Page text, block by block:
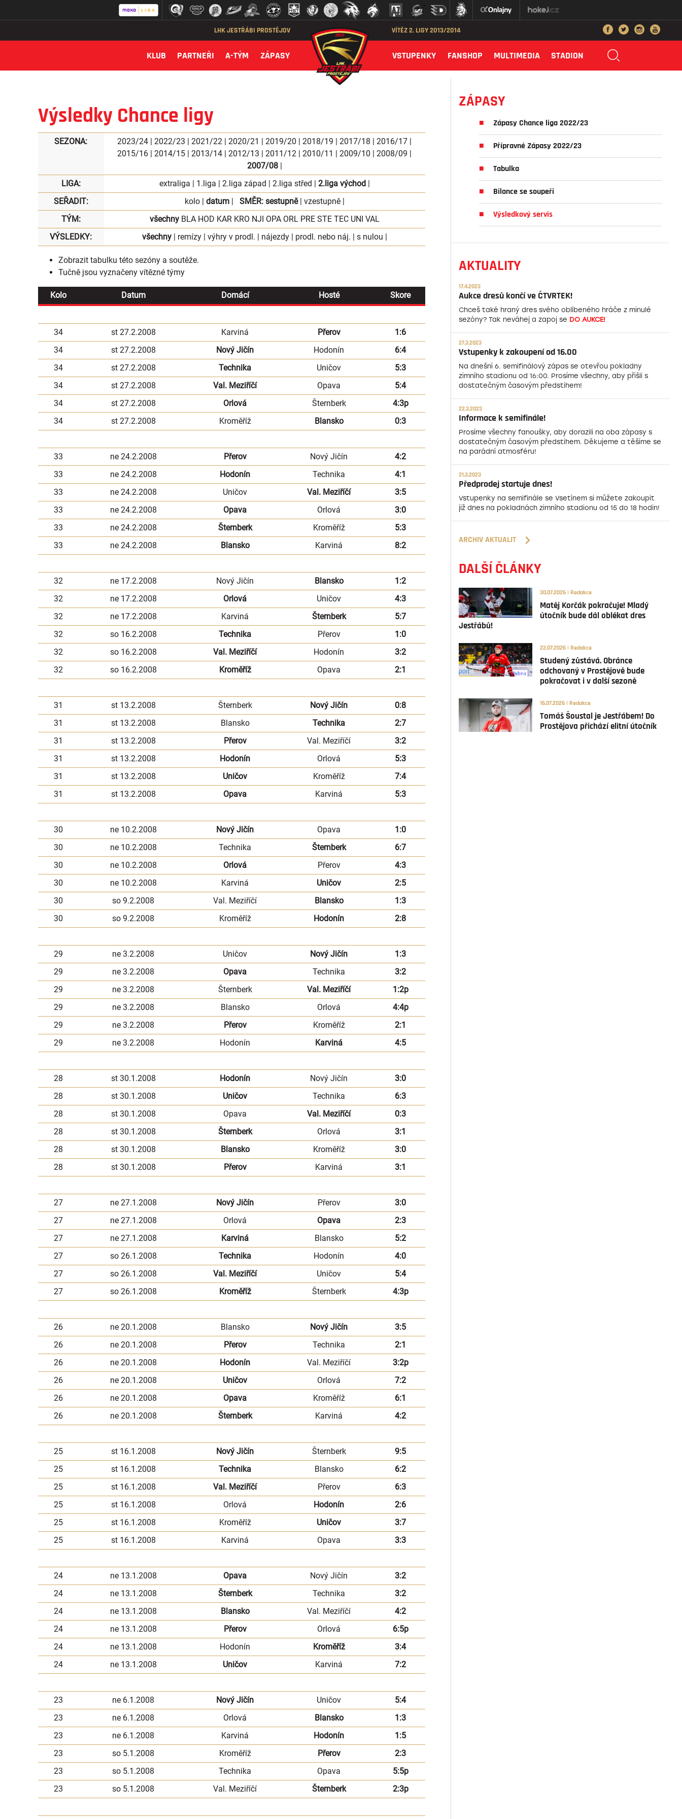
LHK JESTŘÁBI PROSTĚJOV VÍTĚZ 2. LIGY 2013/2014
KLUB PARTNEŘI A-TÝM ZÁPASY VSTUPENKY FANSHOP MULTIMEDIA STADION
Výsledky Chance ligy
SEZONA: 2023/24 | 2022/23 | 2021/22 | 2020/21 | 2019/20 | 2018/19 | 2017/18 | 2016/17 |
2015/16 | 2014/15 | 2013/14 | 2012/13 | 2011/12 | 2010/11 | 2009/10 | 2008/09 |
2007/08|
LIGA:
extraliga | 1.liga | 2.liga západ | 2.liga střed | 2.liga východ|
SEŘADIT:
kolo| datum| SMĚR: sestupně| vzestupně|
TÝM:
všechny BLA HOD KAR KRO NJI OPA ORL PRE STE TEC UNI VAL
VÝSLEDKY:
všechny| remízy| výhry v prodl. | nájezdy| prodl. nebo náj. | s nulou |
Zobrazit tabulku této sezóny a soutěže.
Tučně jsou vyznačeny vítězné týmy
Kolo Datum Domácí Hosté Skore
34 st 27.2.2008 Karviná Přerov
1:6
34
st 27.2.2008 Nový Jičín Hodonín
6:4
34
st 27.2.2008 Technika Uničov
5:3
34
st 27.2.2008 Val. Meziříčí Opava
5:4
34
st 27.2.2008 Orlová Šternberk
4:3p
34
st 27.2.2008 Kroměříž Blansko 0:3
33 ne 24.2.2008 Přerov Nový Jičín
4:2
33
ne 24.2.2008 Hodonín Technika
4:1
33
ne 24.2.2008 Uničov Val. Meziříčí
3:5
33
ne 24.2.2008 Opava Orlová
3:0
33
ne 24.2.2008 Šternberk Kroměříž
5:3
33
ne 24.2.2008 Blansko Karviná 8:2
32 ne 17.2.2008 Nový Jičín Blansko
1:2
32
ne 17.2.2008 Orlová Uničov
4:3
32
ne 17.2.2008 Karviná Šternberk
5:7
32
so 16.2.2008 Technika Přerov
1:0
32
so 16.2.2008 Val. Meziříčí Hodonín
3:2
32
so 16.2.2008 Kroměříž Opava 2:1
31 st 13.2.2008 Šternberk Nový Jičín
0:8
31
st 13.2.2008 Blansko Technika
2:7
31
st 13.2.2008 Přerov Val. Meziříčí
3:2
31
st 13.2.2008 Hodonín Orlová
5:3
31
st 13.2.2008 Uničov Kroměříž
7:4
31
st 13.2.2008 Opava Karviná 5:3
30 ne 10.2.2008 Nový Jičín Opava
1:0
30
ne 10.2.2008 Technika Šternberk
6:7
30
ne 10.2.2008 Orlová Přerov
4:3
30
ne 10.2.2008 Karviná Uničov
2:5
30
so 9.2.2008 Val. Meziříčí Blansko
1:3
30
so 9.2.2008 Kroměříž Hodonín 2:8
29 ne 3.2.2008 Uničov Nový Jičín
1:3
29
ne 3.2.2008 Opava Technika
3:2
29
ne 3.2.2008 Šternberk Val. Meziříčí
1:2p
29
ne 3.2.2008 Blansko Orlová
4:4p
29
ne 3.2.2008 Přerov Kroměříž
2:1
29
ne 3.2.2008 Hodonín Karviná 4:5
28 st 30.1.2008 Hodonín Nový Jičín
3:0
28
st 30.1.2008 Uničov Technika
6:3
28
st 30.1.2008 Opava Val. Meziříčí
0:3
28
st 30.1.2008 Šternberk Orlová
3:1
28
st 30.1.2008 Blansko Kroměříž
3:0
28
st 30.1.2008 Přerov Karviná 3:1
27 ne 27.1.2008 Nový Jičín Přerov
3:0
27
ne 27.1.2008 Orlová Opava
2:3
27
ne 27.1.2008 Karviná Blansko
5:2
27
so 26.1.2008 Technika Hodonín
4:0
27
so 26.1.2008 Val. Meziříčí Uničov
5:4
27
so 26.1.2008 Kroměříž Šternberk 4:3p
26 ne 20.1.2008 Blansko Nový Jičín
3:5
26
ne 20.1.2008 Přerov Technika
2:1
26
ne 20.1.2008 Hodonín Val. Meziříčí
3:2p
26
ne 20.1.2008 Uničov Orlová
7:2
26
ne 20.1.2008 Opava Kroměříž
6:1
26
ne 20.1.2008 Šternberk Karviná 4:2
25 st 16.1.2008 Nový Jičín Šternberk
9:5
25
st 16.1.2008 Technika Blansko
6:2
25
st 16.1.2008 Val. Meziříčí Přerov
6:3
25
st 16.1.2008 Orlová Hodonín
2:6
25
st 16.1.2008 Kroměříž Uničov
3:7
25
st 16.1.2008 Karviná Opava 3:3
24 ne 13.1.2008 Opava Nový Jičín
3:2
24
ne 13.1.2008 Šternberk Technika
3:2
24
ne 13.1.2008 Blansko Val. Meziříčí
4:2
24
ne 13.1.2008 Přerov Orlová
6:5p
24
ne 13.1.2008 Hodonín Kroměříž
3:4
24
ne 13.1.2008 Uničov Karviná 7:2
23 ne 6.1.2008 Nový Jičín Uničov
5:4
23
ne 6.1.2008 Orlová Blansko
1:3
23
ne 6.1.2008 Karviná Hodonín
1:5
23
so 5.1.2008 Kroměříž Přerov
2:3
23
so 5.1.2008 Technika Opava
5:5p
23
so 5.1.2008 Val. Meziříčí Šternberk 2:3p
ZÁPASY
Zápasy Chance liga 2022/23
Přípravné Zápasy 2022/23
Tabulka
Bilance se soupeři
Výsledkový servis
AKTUALITY
17.4.2023
Aukce dresů končí ve ČTVRTEK!
Chceš také hraný dres svého oblíbeného hráče z minulé
sezóny? Tak neváhej a zapoj se DO AUKCE!
27.3.2023
Vstupenky k zakoupení od 16.00
Na dnešní 6. semifinálový zápas se otevřou pokladny
zimního stadionu od 16:00. Prosíme všechny, aby přišli s
dostatečným časovým předstihem!
22.3.2023
Informace k semifinále!
Prosíme všechny fanoušky, aby dorazili na oba zápasy s
dostatečným časovým předstihem. Děkujeme a těšíme se
na parádní atmosféru!
21.3.2023
Předprodej startuje dnes!
Vstupenky na semifinále se Vsetínem si můžete zakoupit
již dnes na pokladnách zimního stadionu od 15 do 18 hodin!
ARCHIV AKTUALIT
DALŠÍ ČLÁNKY
30.07.2026 | Redakce
Matěj Korčák pokračuje! Mladý
útočník bude dál oblékat dres
Jestřábů!
22.07.2026 | Redakce
Studený zůstává. Obránce
odchovaný v Prostějově bude
pokračovat i v další sezoně
16.07.2026 | Redakce
Tomáš Šoustal je Jestřábem! Do
Prostějova přichází elitní útočník